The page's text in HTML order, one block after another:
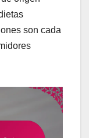
son cada